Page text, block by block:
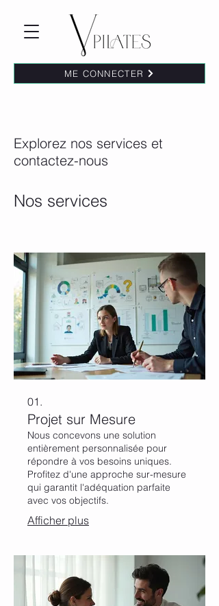
ME CONNECTER
Explorez nos services et
contactez-nous
Nos services
01.
Projet sur Mesure
Nous concevons une solution
entièrement personnalisée pour
répondre à vos besoins uniques.
Profitez d'une approche sur-mesure
qui garantit l'adéquation parfaite
avec vos objectifs.
Afficher plus